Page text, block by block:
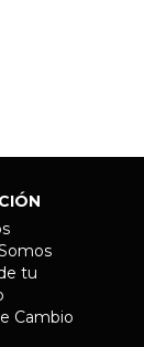
tu
Cambio